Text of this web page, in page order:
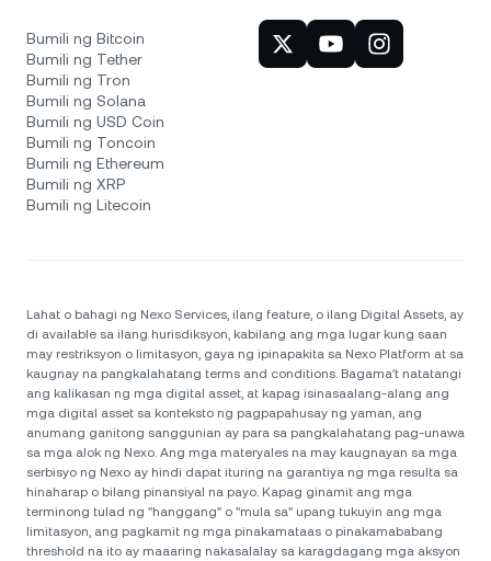
Bumili ng Bitcoin
Bumili ng Tether
Bumili ng Tron
Bumili ng Solana
Bumili ng USD Coin
Bumili ng Toncoin
Bumili ng Ethereum
Bumili ng XRP
Bumili ng Litecoin
Lahat o bahagi ng Nexo Services, ilang feature, o ilang Digital Assets, ay
di available sa ilang hurisdiksyon, kabilang ang mga lugar kung saan
may restriksyon o limitasyon, gaya ng ipinapakita sa Nexo Platform at sa
kaugnay na pangkalahatang terms and conditions. Bagama't natatangi
ang kalikasan ng mga digital asset, at kapag isinasaalang-alang ang
mga digital asset sa konteksto ng pagpapahusay ng yaman, ang
anumang ganitong sanggunian ay para sa pangkalahatang pag-unawa
sa mga alok ng Nexo. Ang mga materyales na may kaugnayan sa mga
serbisyo ng Nexo ay hindi dapat ituring na garantiya ng mga resulta sa
hinaharap o bilang pinansiyal na payo. Kapag ginamit ang mga
terminong tulad ng "hanggang" o "mula sa" upang tukuyin ang mga
limitasyon, ang pagkamit ng mga pinakamataas o pinakamababang
threshold na ito ay maaaring nakasalalay sa karagdagang mga aksyon